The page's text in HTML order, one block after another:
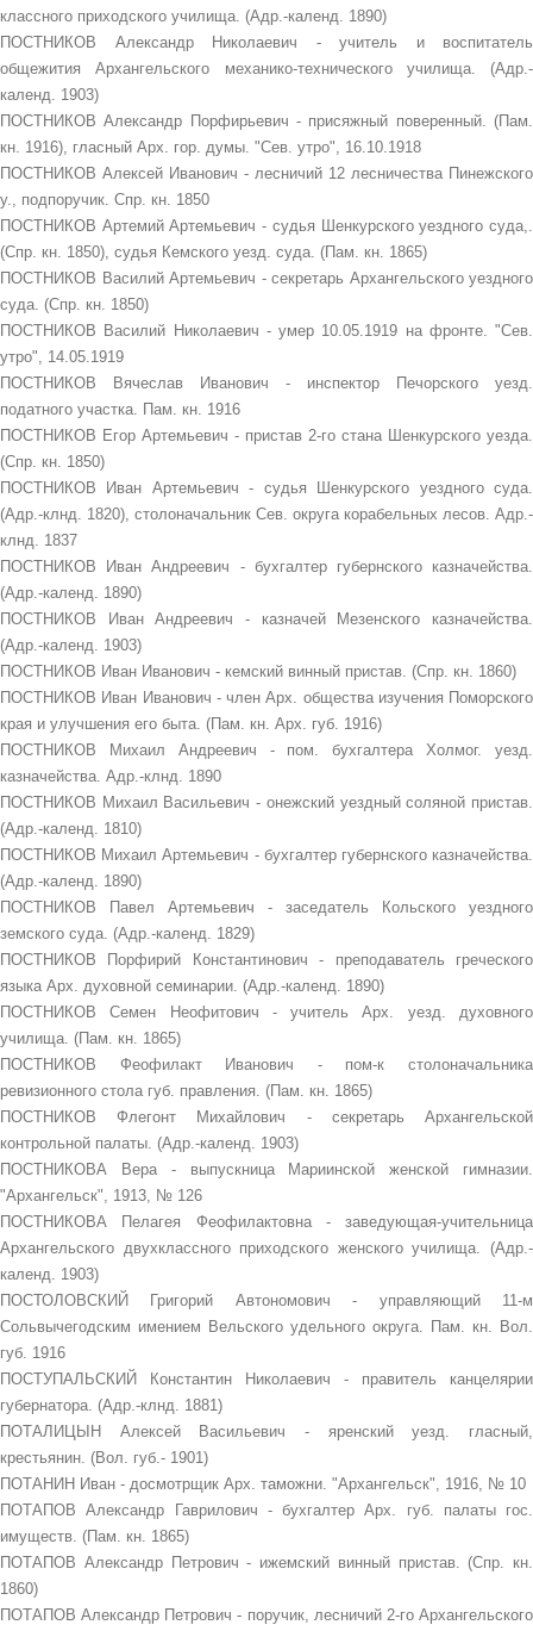
классного приходского училища. (Адр.-календ. 1890)
ПОСТНИКОВ Александр Николаевич - учитель и воспитатель
общежития Архангельского механико-технического училища. (Адр.-
календ. 1903)
ПОСТНИКОВ Александр Порфирьевич - присяжный поверенный. (Пам.
кн. 1916), гласный Арх. гор. думы. "Сев. утро", 16.10.1918
ПОСТНИКОВ Алексей Иванович - лесничий 12 лесничества Пинежского
у., подпоручик. Спр. кн. 1850
ПОСТНИКОВ Артемий Артемьевич - судья Шенкурского уездного суда,.
(Спр. кн. 1850), судья Кемского уезд. суда. (Пам. кн. 1865)
ПОСТНИКОВ Василий Артемьевич - секретарь Архангельского уездного
суда. (Спр. кн. 1850)
ПОСТНИКОВ Василий Николаевич - умер 10.05.1919 на фронте. "Сев.
утро", 14.05.1919
ПОСТНИКОВ Вячеслав Иванович - инспектор Печорского уезд.
податного участка. Пам. кн. 1916
ПОСТНИКОВ Егор Артемьевич - пристав 2-го стана Шенкурского уезда.
(Спр. кн. 1850)
ПОСТНИКОВ Иван Артемьевич - судья Шенкурского уездного суда.
(Адр.-клнд. 1820), столоначальник Сев. округа корабельных лесов. Адр.-
клнд. 1837
ПОСТНИКОВ Иван Андреевич - бухгалтер губернского казначейства.
(Адр.-календ. 1890)
ПОСТНИКОВ Иван Андреевич - казначей Мезенского казначейства.
(Адр.-календ. 1903)
ПОСТНИКОВ Иван Иванович - кемский винный пристав. (Спр. кн. 1860)
ПОСТНИКОВ Иван Иванович - член Арх. общества изучения Поморского
края и улучшения его быта. (Пам. кн. Арх. губ. 1916)
ПОСТНИКОВ Михаил Андреевич - пом. бухгалтера Холмог. уезд.
казначейства. Адр.-клнд. 1890
ПОСТНИКОВ Михаил Васильевич - онежский уездный соляной пристав.
(Адр.-календ. 1810)
ПОСТНИКОВ Михаил Артемьевич - бухгалтер губернского казначейства.
(Адр.-календ. 1890)
ПОСТНИКОВ Павел Артемьевич - заседатель Кольского уездного
земского суда. (Адр.-календ. 1829)
ПОСТНИКОВ Порфирий Константинович - преподаватель греческого
языка Арх. духовной семинарии. (Адр.-календ. 1890)
ПОСТНИКОВ Семен Неофитович - учитель Арх. уезд. духовного
училища. (Пам. кн. 1865)
ПОСТНИКОВ Феофилакт Иванович - пом-к столоначальника
ревизионного стола губ. правления. (Пам. кн. 1865)
ПОСТНИКОВ Флегонт Михайлович - секретарь Архангельской
контрольной палаты. (Адр.-календ. 1903)
ПОСТНИКОВА Вера - выпускница Мариинской женской гимназии.
"Архангельск", 1913, № 126
ПОСТНИКОВА Пелагея Феофилактовна - заведующая-учительница
Архангельского двухклассного приходского женского училища. (Адр.-
календ. 1903)
ПОСТОЛОВСКИЙ Григорий Автономович - управляющий 11-м
Сольвычегодским имением Вельского удельного округа. Пам. кн. Вол.
губ. 1916
ПОСТУПАЛЬСКИЙ Константин Николаевич - правитель канцелярии
губернатора. (Адр.-клнд. 1881)
ПОТАЛИЦЫН Алексей Васильевич - яренский уезд. гласный,
крестьянин. (Вол. губ.- 1901)
ПОТАНИН Иван - досмотрщик Арх. таможни. "Архангельск", 1916, № 10
ПОТАПОВ Александр Гаврилович - бухгалтер Арх. губ. палаты гос.
имуществ. (Пам. кн. 1865)
ПОТАПОВ Александр Петрович - ижемский винный пристав. (Спр. кн.
1860)
ПОТАПОВ Александр Петрович - поручик, лесничий 2-го Архангельского